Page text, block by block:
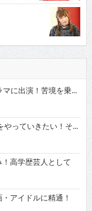
に出演！苦境を乗...
やっていきたい！そ...
高学歴芸人として
アイドルに精通！